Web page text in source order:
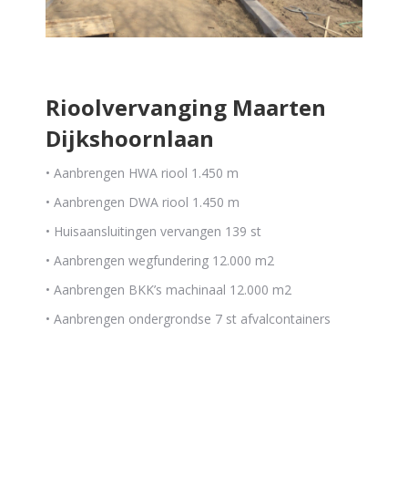
Rioolvervanging Maarten
Dijkshoornlaan
• Aanbrengen HWA riool 1.450 m
• Aanbrengen DWA riool 1.450 m
• Huisaansluitingen vervangen 139 st
• Aanbrengen wegfundering 12.000 m2
• Aanbrengen BKK’s machinaal 12.000 m2
• Aanbrengen ondergrondse 7 st afvalcontainers